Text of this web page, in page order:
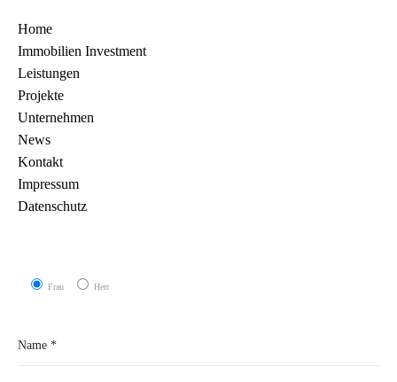
Home
Immobilien Investment
Leistungen
Projekte
Unternehmen
News
Kontakt
Impressum
Datenschutz
Frau Herr